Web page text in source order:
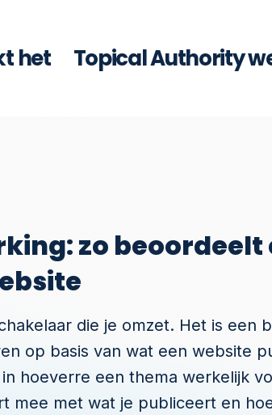
het Topical Authority
zo beoordeelt
die je omzet. Het is een
op basis van wat een website
hoeverre een thema werkelijk
mee met wat je publiceert en